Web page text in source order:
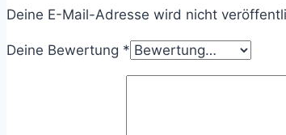
Deine E-Mail-Adresse wird nicht
Deine Bewertung *